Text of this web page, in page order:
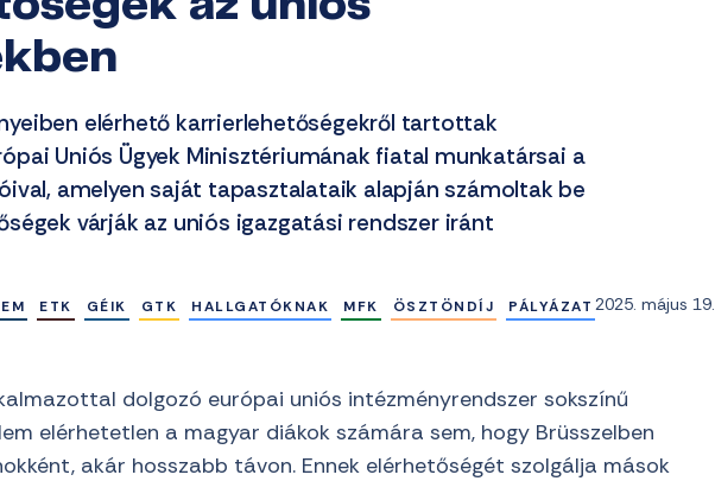
az uniós
elérhető karrierlehetőségekről tartottak
Uniós Ügyek Minisztériumának fiatal munkatársai a
amelyen saját tapasztalataik alapján számoltak be
várják az uniós igazgatási rendszer iránt
ETK GÉIK GTK HALLGATÓKNAK MFK ÖSZTÖNDÍJ PÁLYÁZAT 2025. május 19.
dolgozó európai uniós intézményrendszer sokszínű
elérhetetlen a magyar diákok számára sem, hogy Brüsszelben
akár hosszabb távon. Ennek elérhetőségét szolgálja mások